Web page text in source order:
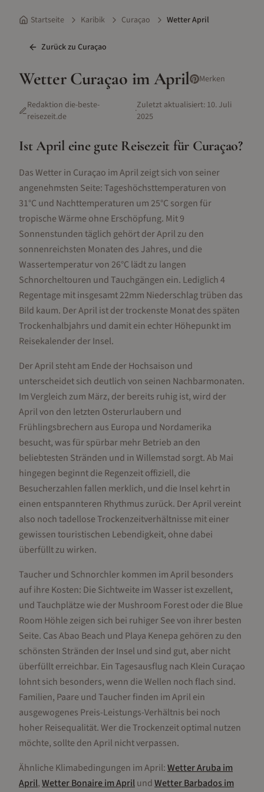
Startseite Karibik Curaçao Wetter April
Zurück zu Curaçao
WetterCuraçao imApril Merken
Redaktion die-beste-
reisezeit.de
·Zuletzt aktualisiert: 10. Juli
2025
IstAprileine gute Reisezeit für Curaçao?
Das Wetter in Curaçao im April zeigt sich von seiner
angenehmsten Seite: Tageshöchsttemperaturen von
31°C und Nachttemperaturen um 25°C sorgen für
tropische Wärme ohne Erschöpfung. Mit 9
Sonnenstunden täglich gehört der April zu den
sonnenreichsten Monaten des Jahres, und die
Wassertemperatur von 26°C lädt zu langen
Schnorcheltouren und Tauchgängen ein. Lediglich 4
Regentage mit insgesamt 22mm Niederschlag trüben das
Bild kaum. Der April ist der trockenste Monat des späten
Trockenhalbjahrs und damit ein echter Höhepunkt im
Reisekalender der Insel.
Der April steht am Ende der Hochsaison und
unterscheidet sich deutlich von seinen Nachbarmonaten.
Im Vergleich zum März, der bereits ruhig ist, wird der
April von den letzten Osterurlaubern und
Frühlingsbrechern aus Europa und Nordamerika
besucht, was für spürbar mehr Betrieb an den
beliebtesten Stränden und in Willemstad sorgt. Ab Mai
hingegen beginnt die Regenzeit offiziell, die
Besucherzahlen fallen merklich, und die Insel kehrt in
einen entspannteren Rhythmus zurück. Der April vereint
also noch tadellose Trockenzeitverhältnisse mit einer
gewissen touristischen Lebendigkeit, ohne dabei
überfüllt zu wirken.
Taucher und Schnorchler kommen im April besonders
auf ihre Kosten: Die Sichtweite im Wasser ist exzellent,
und Tauchplätze wie der Mushroom Forest oder die Blue
Room Höhle zeigen sich bei ruhiger See von ihrer besten
Seite. Cas Abao Beach und Playa Kenepa gehören zu den
schönsten Stränden der Insel und sind gut, aber nicht
überfüllt erreichbar. Ein Tagesausflug nach Klein Curaçao
lohnt sich besonders, wenn die Wellen noch flach sind.
Familien, Paare und Taucher finden im April ein
ausgewogenes Preis-Leistungs-Verhältnis bei noch
hoher Reisequalität. Wer die Trockenzeit optimal nutzen
möchte, sollte den April nicht verpassen.
Ähnliche Klimabedingungen imApril:WetterAruba im
April,WetterBonaireimAprilundWetterBarbadosim